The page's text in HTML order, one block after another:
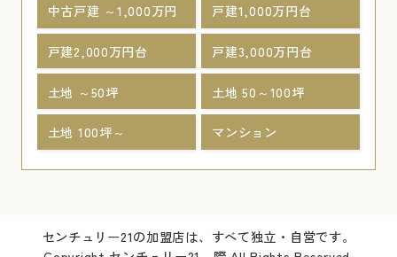
中古戸建 ～1,000万円 戸建1,000万円台
戸建2,000万円台 戸建3,000万円台
土地 ～50坪 土地 50～100坪
土地 100坪～ マンション
センチュリー21の加盟店は、すべて独立・自営です。